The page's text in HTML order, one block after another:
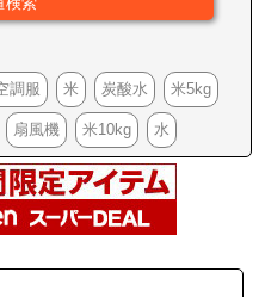
調服 米 炭酸水 米5kg
扇風機 米10kg 水